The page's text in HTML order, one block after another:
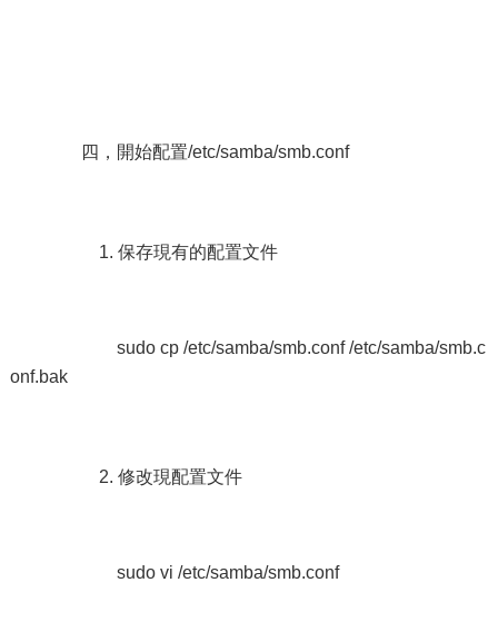
四，開始配置/etc/samba/smb.conf
1. 保存現有的配置文件
sudo cp /etc/samba/smb.conf /etc/samba/smb.c
onf.bak
2. 修改現配置文件
sudo vi /etc/samba/smb.conf